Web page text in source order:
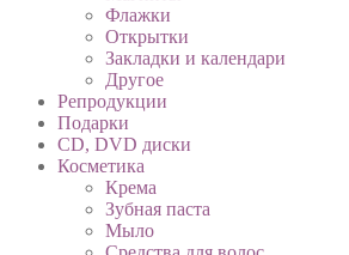
Флажки
Открытки
Закладки и календари
Другое
Репродукции
Подарки
CD, DVD диски
Косметика
Крема
Зубная паста
Мыло